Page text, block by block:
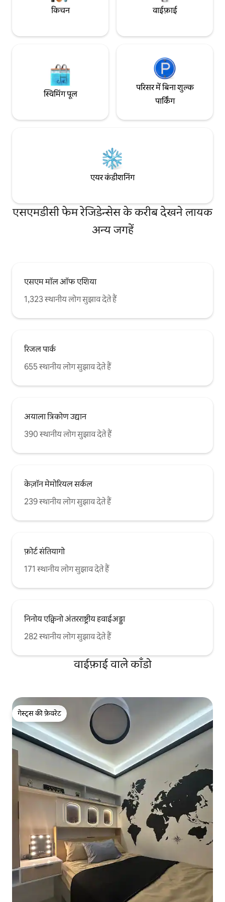
किचन वाईफ़ाई
स्विमिंग पूल
परिसर में बिना शुल्क
पार्किंग
एयर कंडीशनिंग
एसएमडीसी फेम रेजिडेन्सेस के करीब देखने लायक
अन्य जगहें
एसएम मॉल ऑफ एशिया
1,323 स्थानीय लोग सुझाव देते हैं
रिजल पार्क
655 स्थानीय लोग सुझाव देते हैं
अयाला त्रिकोण उद्यान
390 स्थानीय लोग सुझाव देते हैं
केज़ॉन मेमोरियल सर्कल
239 स्थानीय लोग सुझाव देते हैं
फ़ोर्ट संतियागो
171 स्थानीय लोग सुझाव देते हैं
निनोय एक्विनो अंतरराष्ट्रीय हवाईअड्डा
282 स्थानीय लोग सुझाव देते हैं
वाईफ़ाई वाले काँडो
गेस्ट्स की फ़ेवरेट
गेस्ट्स की फ़ेवरेट